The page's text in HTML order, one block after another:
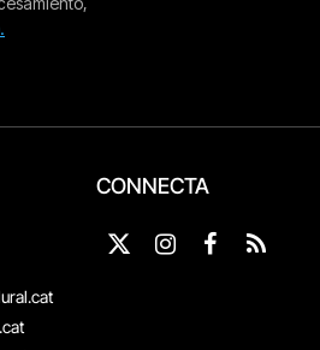
CONNECTA
X
Instagram
Facebook
RSS